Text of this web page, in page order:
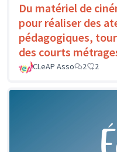
Du matériel de
pour réaliser des
pédagogiques,
des courts
CLeAP Asso 2 2